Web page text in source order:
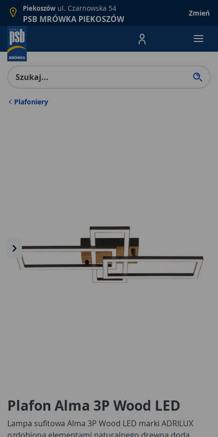
Piekoszów ul. Czarnowska 54
PSB MRÓWKA PIEKOSZÓW
Zmień
Menu Produktów,
Plafoniery
Plafon Alma 3P Wood LED
Lampa sufitowa Alma 3P Wood LED marki ADRILUX